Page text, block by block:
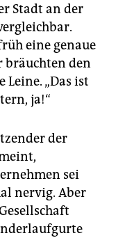
Stadt an der
eine genaue
bräuchten den
„Das ist
ja!“
der
sei
nervig. Aber